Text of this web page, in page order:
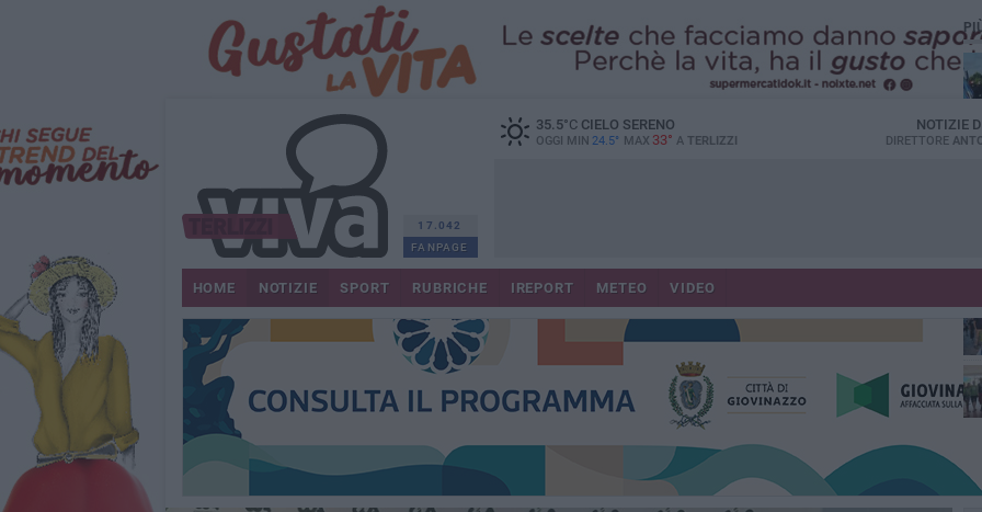
17.042
FANPAGE
35.5°CCIELO SERENO
OGGI MIN 24.5° MAX 33° A TERLIZZI
NOTIZIE
DIRETTORE
HOME NOTIZIE SPORT RUBRICHE IREPORT METEO VIDEO